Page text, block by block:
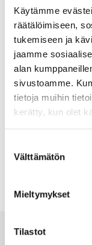
Käytämme
räätälöimiseen,
tukemiseen ja
jaamme
alan
sivustoamme.
tietoja muihin
kerätty, kun olet
valinta
Välttämätön
Mieltymykset
Tilastot
Uutis­kir­je
Haluan liit­tyä